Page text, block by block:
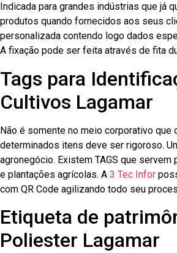
Indicada para grandes indústrias que já
produtos quando fornecidos aos seus
personalizada contendo logo dados
A fixação pode ser feita através de fita
Tags para
Cultivos Lagamar
Não é somente no meio corporativo que
determinados itens deve ser rigoroso.
agronegócio. Existem TAGS que
e plantações agrícolas. A 3 Tec Infor
com QR Code agilizando todo seu
Etiqueta de
Poliester Lagamar